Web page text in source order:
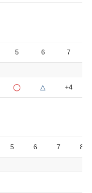
5 6 7
◯ △ +4
5 6 7 8